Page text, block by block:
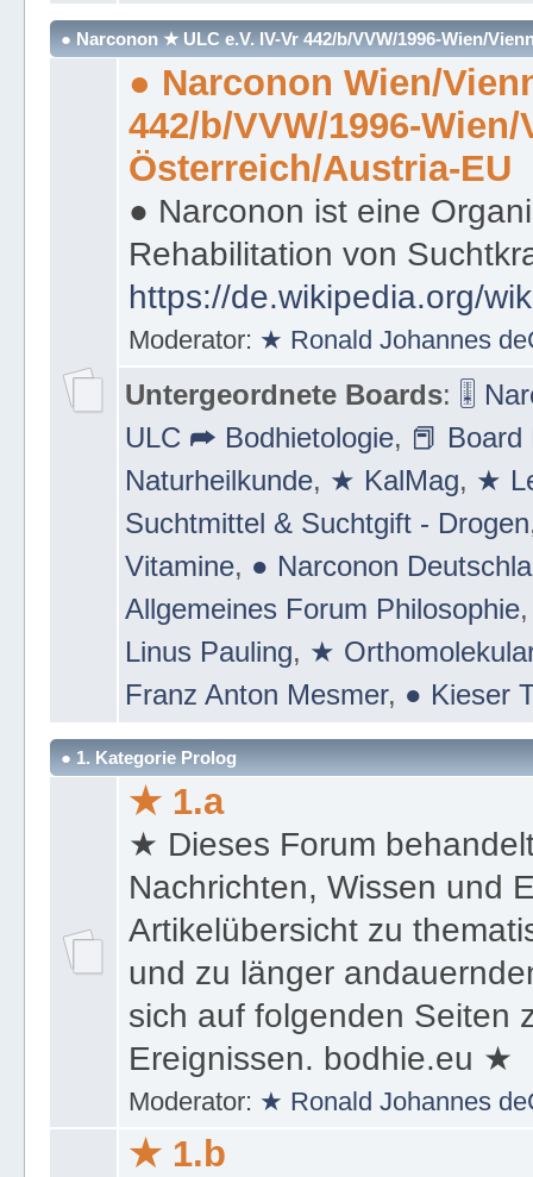
Strecke ⛪
● Narconon ★ ULC e.V. IV-Vr 442/b/VVW/1996-Wien/
● Narconon Wien/
442/b/VVW/1996-
Österreich/Austria-EU
● Narconon ist eine
Rehabilitation von
https://de.wikipedia.org/
Moderator:★ Ronald Johannes
Untergeordnete Boards :🎚
ULC ➦ Bodhietologie,📕 Board
Naturheilkunde,★ KalMag,★
Suchtmittel & Suchtgift - Drogen
Vitamine,● Narconon
Allgemeines Forum Philosophie
Linus Pauling,★
Franz Anton Mesmer,● Kieser
● 1. Kategorie Prolog
★ 1.a
★ Dieses Forum
Nachrichten, Wissen und
Artikelübersicht zu
und zu länger
sich auf folgenden Seiten
Ereignissen. bodhie.eu ★
Moderator: